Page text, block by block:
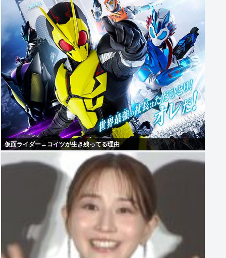
仮面ライダー←コイツが生き残ってる理由